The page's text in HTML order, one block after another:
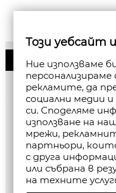
50%
Този уебсайт
Ние използваме
рекламите, да
социални медии
си. Споделяме
използване на
мрежи,
партньори,
с друга
или събрана в
на техните